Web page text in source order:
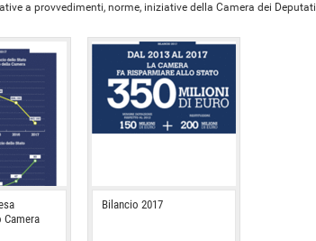
a provvedimenti, norme, iniziative della Camera dei
Camera
Bilancio 2017